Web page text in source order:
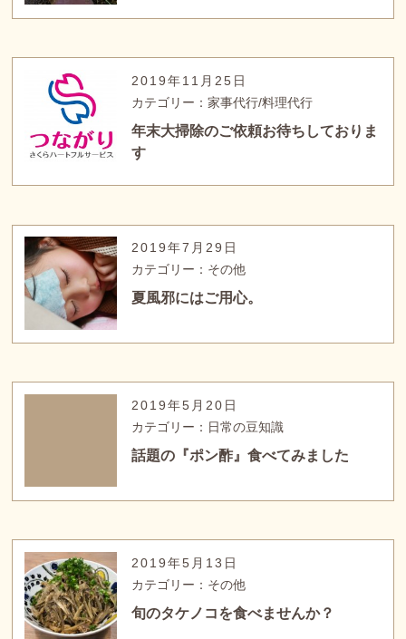
2019年11月25日
カテゴリー：家事代行/料理代行
年末大掃除のご依頼お待ちしておりま
す
2019年7月29日
カテゴリー：その他
夏風邪にはご用心。
2019年5月20日
カテゴリー：日常の豆知識
話題の『ポン酢』食べてみました
2019年5月13日
カテゴリー：その他
旬のタケノコを食べませんか？